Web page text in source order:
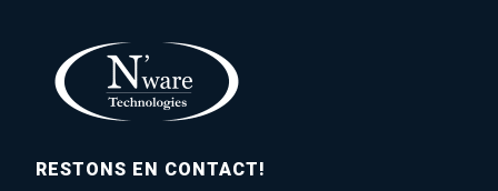
RESTONS EN CONTACT!